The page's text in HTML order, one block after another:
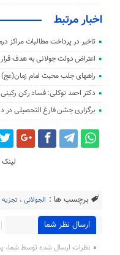
اخبار مرتبط
تاخیر در پرداخت مطالبات مراکز
اعتراض دولت جولانی به هدف
راههای جلب محبت امام زمان(عج)
دکتر احمد توکلی: فساد رکن
برگزاری جشن فارغ التحصیلی در
لینک
برچسب ها : الجولانی ،
ارسال نظر شما
نظرات ارسال شده توسط شما،